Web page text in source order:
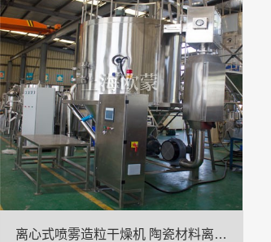
设备，主要用途是实现两液相之间的质量传递，*
终实现料液所含组分的完善分离。在萃取设备
中，通常是一相呈液滴状态分散于另一相中，很
少用液膜状态分散的。萃取设备按结···
离心式喷雾造粒干燥机 陶瓷材料离心喷雾造粒机